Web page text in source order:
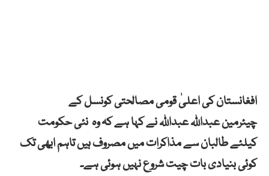
افغانستان کی اعلیٰ قومی مصالحتی کونسل کے
چیئرمین عبداللہ عبداللہ نے کہا ہے کہ وہ نئی حکومت
کیلئے طالبان سے مذاکرات میں مصروف ہیں تاہم ابھی تک
کوئی بنیادی بات چیت شروع نہیں ہوئی ہے۔